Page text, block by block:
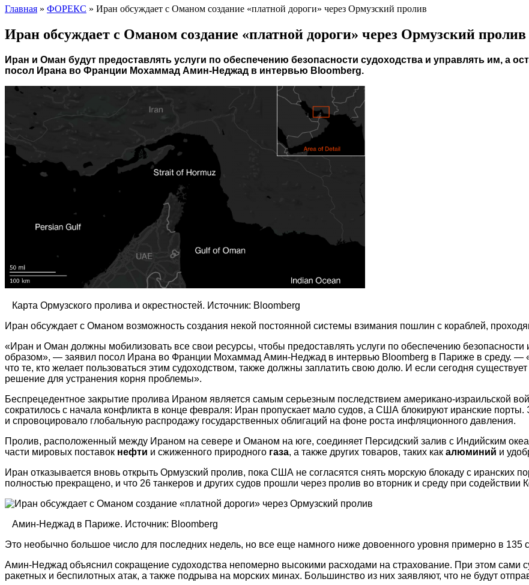
Главная » ФОРЕКС » Иран обсуждает с Оманом создание «платной дороги» через Ормузский пролив
Иран обсуждает с Оманом создание «платной дороги» через Ормузский пролив
Иран и Оман будут предоставлять услуги по обеспечению безопасности судоходства и управлять им, а
посол Ирана во Франции Мохаммад Амин-Неджад в интервью Bloomberg.
Карта Ормузского пролива и окрестностей. Источник: Bloomberg
Иран обсуждает с Оманом возможность создания некой постоянной системы взимания пошлин с кораблей,
«Иран и Оман должны мобилизовать все свои ресурсы, чтобы предоставлять услуги по обеспечению
образом», — заявил посол Ирана во Франции Мохаммад Амин-Неджад в интервью Bloomberg в Париже в среду. —
что те, кто желает пользоваться этим судоходством, также должны заплатить свою долю. И если сегодня
решение для устранения корня проблемы».
Беспрецедентное закрытие пролива Ираном является самым серьезным последствием американо-израильской
сократилось с начала конфликта в конце февраля: Иран пропускает мало судов, а США блокируют иранские порты.
и спровоцировало глобальную распродажу государственных облигаций на фоне роста инфляционного давления.
Пролив, расположенный между Ираном на севере и Оманом на юге, соединяет Персидский залив с Индийским
части мировых поставок нефти и сжиженного природного газа, а также других товаров, таких как алюминий и
Иран отказывается вновь открыть Ормузский пролив, пока США не согласятся снять морскую блокаду с иранских
полностью прекращено, и что 26 танкеров и других судов прошли через пролив во вторник и среду при
Амин-Неджад в Париже. Источник: Bloomberg
Это необычно большое число для последних недель, но все еще намного ниже довоенного уровня примерно в 135
Амин-Неджад объяснил сокращение судоходства непомерно высокими расходами на страхование. При этом сами
ракетных и беспилотных атак, а также подрыва на морских минах. Большинство из них заявляют, что не будут